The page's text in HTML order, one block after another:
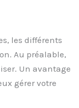
les différents
Au préalable,
Un avantage
gérer votre